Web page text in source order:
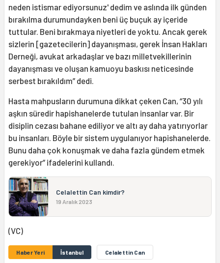
neden istismar ediyorsunuz' dedim ve aslında ilk günden
bırakılma durumundayken beni üç buçuk ay içeride
tuttular. Beni bırakmaya niyetleri de yoktu. Ancak gerek
sizlerin [gazetecilerin] dayanışması, gerek İnsan Hakları
Derneği, avukat arkadaşlar ve bazı milletvekillerinin
dayanışması ve oluşan kamuoyu baskısı neticesinde
serbest bırakıldım” dedi.
Hasta mahpusların durumuna dikkat çeken Can, “30 yılı
aşkın süredir hapishanelerde tutulan insanlar var. Bir
disiplin cezası bahane ediliyor ve altı ay daha yatırıyorlar
bu insanları. Böyle bir sistem uygulanıyor hapishanelerde.
Bunu daha çok konuşmak ve daha fazla gündem etmek
gerekiyor” ifadelerini kullandı.
Celalettin Can kimdir?
19 Aralık 2023
(VC)
Haber Yeri İstanbul Celalettin Can